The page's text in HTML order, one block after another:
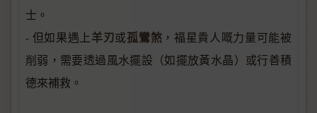
士。
- 但如果遇上羊刃或孤鸞煞 ，福星貴人嘅力量可能被
削弱，需要透過風水擺設（如擺放黃水晶）或行善積
德來補救。